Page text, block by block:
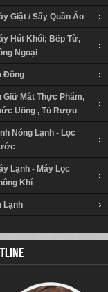
Giặt / Sấy Quần Áo
Hút Khói; Bếp Từ,
Ngoại
Đông
Giữ Mát Thực Phẩm,
Uống , Tủ Rượu
Nóng Lạnh - Lọc
Lạnh - Máy Lọc
Khí
Lạnh